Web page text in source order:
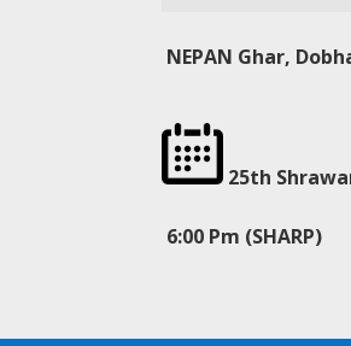
NEPAN Ghar,
25th
6:00 Pm (SHARP)